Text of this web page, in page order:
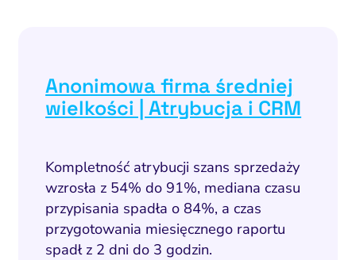
Zacznij od
i budowanie popytu
Analityka i atrybucja
Outsourcing IT
Napraw utratę
Anonimowa firma średniej
wielkości | Atrybucja i CRM
Kompletność atrybucji szans sprzedaży
wzrosła z 54% do 91%, mediana czasu
przypisania spadła o 84%, a czas
przygotowania miesięcznego raportu
spadł z 2 dni do 3 godzin.